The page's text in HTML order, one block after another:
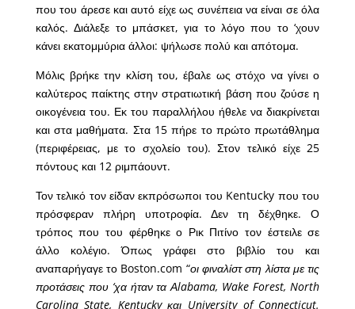
που του άρεσε και αυτό είχε ως συνέπεια να είναι σε όλα
καλός. Διάλεξε το μπάσκετ, για το λόγο που το ‘χουν
κάνει εκατομμύρια άλλοι: ψήλωσε πολύ και απότομα.
Μόλις βρήκε την κλίση του, έβαλε ως στόχο να γίνει ο
καλύτερος παίκτης στην στρατιωτική βάση που ζούσε η
οικογένεια του. Εκ του παραλλήλου ήθελε να διακρίνεται
και στα μαθήματα. Στα 15 πήρε το πρώτο πρωτάθλημα
(περιφέρειας, με το σχολείο του). Στον τελικό είχε 25
πόντους και 12 ριμπάουντ.
Τον τελικό τον είδαν εκπρόσωποι του Kentucky που του
πρόσφεραν πλήρη υποτροφία. Δεν τη δέχθηκε. Ο
τρόπος που του φέρθηκε ο Ρικ Πιτίνο τον έστειλε σε
άλλο κολέγιο. Όπως γράφει στο βιβλίο του και
αναπαρήγαγε το Boston.com “οι φιναλίστ στη λίστα με τις
προτάσεις που ‘χα ήταν τα Αlabama, Wake Forest, North
Carolina State, Kentucky και University of Connecticut.